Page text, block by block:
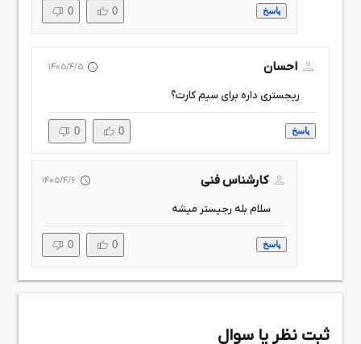
پاسخ 0
0
احسان 1405/4/5
ریجستری داره برای سیم کارت؟
پاسخ 0
0
کارشناس فنی 1405/4/6
سلام بله رجیستر میشه
پاسخ 0
0
ثبت نظر یا سوال